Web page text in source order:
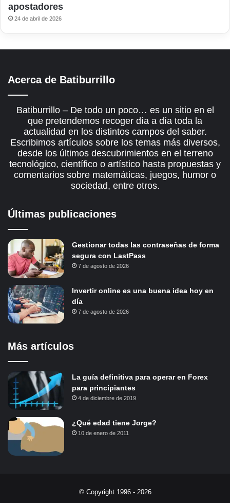
apostadores
24 de abril de 2026
Acerca de Batiburrillo
Batiburrillo – De todo un poco… es un sitio en el
que pretendemos recoger día a día toda la
actualidad en los distintos campos del saber.
Escribimos artículos sobre los temas más diversos,
desde los últimos descubrimientos en el terreno
tecnológico, científico o artístico hasta propuestas y
comentarios sobre matemáticas, juegos, humor o
sociedad, entre otros.
Últimas publicaciones
Gestionar todas las contraseñas de forma
segura con LastPass
7 de agosto de 2026
Invertir online es una buena idea hoy en
día
7 de agosto de 2026
Más artículos
La guía definitiva para operar en Forex
para principiantes
4 de diciembre de 2019
¿Qué edad tiene Jorge?
10 de enero de 2011
© Copyright 1996 - 2026